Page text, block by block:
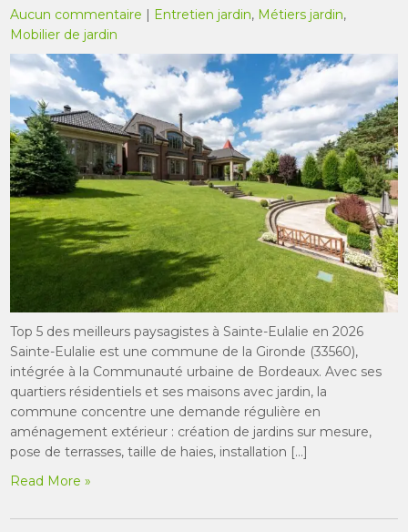
Aucun commentaire | Entretien jardin, Métiers jardin,
Mobilier de jardin
Top 5 des meilleurs paysagistes à Sainte-Eulalie en 2026
Sainte-Eulalie est une commune de la Gironde (33560),
intégrée à la Communauté urbaine de Bordeaux. Avec ses
quartiers résidentiels et ses maisons avec jardin, la
commune concentre une demande régulière en
aménagement extérieur : création de jardins sur mesure,
pose de terrasses, taille de haies, installation […]
Read More »